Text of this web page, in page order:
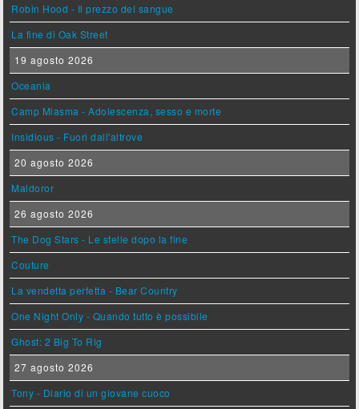
Robin Hood - Il prezzo del sangue
La fine di Oak Street
19 agosto 2026
Oceania
Camp Miasma - Adolescenza, sesso e morte
Insidious - Fuori dall'altrove
20 agosto 2026
Maldoror
26 agosto 2026
The Dog Stars - Le stelle dopo la fine
Couture
La vendetta perfetta - Bear Country
One Night Only - Quando tutto è possibile
Ghost: 2 Big To Rig
27 agosto 2026
Tony - Diario di un giovane cuoco